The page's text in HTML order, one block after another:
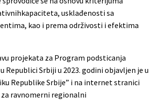
usklađenosti sa
kao i prema održivosti i efektima
projekata za Program podsticanja
Republici Srbiji u 2023. godini objavljen je u
Republike Srbije” i na internet stranici
ravnomerni regionalni